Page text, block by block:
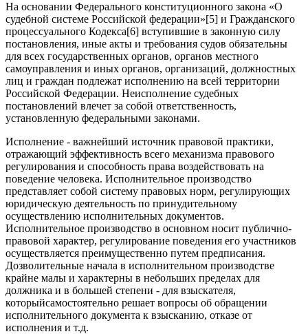
На основании Федерального конституционного закона «О
судебной системе Российской федерации»[5] и Гражданского
процессуального Кодекса[6] вступившие в законную силу
постановления, иные акты и требования судов обязательны
для всех государственных органов, органов местного
самоуправления и иных органов, организаций, должностных
лиц и граждан подлежат исполнению на всей территории
Российской Федерации. Неисполнение судебных
постановлений влечет за собой ответственность,
установленную федеральными законами.
Исполнение - важнейший источник правовой практики,
отражающий эффективность всего механизма правового
регулирования и способность права воздействовать на
поведение человека. Исполнительное производство
представляет собой систему правовых норм, регулирующих
юридическую деятельность по принудительному
осуществлению исполнительных документов.
Исполнительное производство в основном носит публично-
правовой характер, регулирование поведения его участников
осуществляется преимущественно путем предписания.
Дозволительные начала в исполнительном производстве
крайне малы и характерны в небольших пределах для
должника и в большей степени - для взыскателя,
которыйсамостоятельно решает вопросы об обращении
исполнительного документа к взысканию, отказе от
исполнения и т.д.